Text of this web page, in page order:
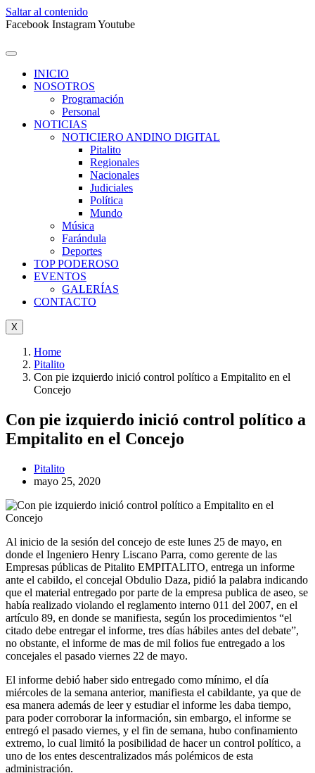
Saltar al contenido
Facebook InstagramYoutube
INICIO
NOSOTROS
Programación
Personal
NOTICIAS
NOTICIERO ANDINO DIGITAL
Pitalito
Regionales
Nacionales
Judiciales
Política
Mundo
Música
Farándula
Deportes
TOP PODEROSO
EVENTOS
GALERÍAS
CONTACTO
X
Home
Pitalito
Con pie izquierdo inició control político a Empitalito en el
Concejo
Con pie izquierdo inició control político a
Empitalito en el Concejo
Pitalito
mayo 25, 2020
Al inicio de la sesión del concejo de este lunes 25 de mayo, en
donde el Ingeniero Henry Liscano Parra, como gerente de las
Empresas públicas de Pitalito EMPITALITO, entrega un informe
ante el cabildo, el concejal Obdulio Daza, pidió la palabra indicando
que el material entregado por parte de la empresa publica de aseo, se
había realizado violando el reglamento interno 011 del 2007, en el
artículo 89, en donde se manifiesta, según los procedimientos “el
citado debe entregar el informe, tres días hábiles antes del debate”,
no obstante, el informe de mas de mil folios fue entregado a los
concejales el pasado viernes 22 de mayo.
El informe debió haber sido entregado como mínimo, el día
miércoles de la semana anterior, manifiesta el cabildante, ya que de
esa manera además de leer y estudiar el informe les daba tiempo,
para poder corroborar la información, sin embargo, el informe se
entregó el pasado viernes, y el fin de semana, hubo confinamiento
extremo, lo cual limitó la posibilidad de hacer un control político, a
uno de los entes descentralizados más polémicos de esta
administración.